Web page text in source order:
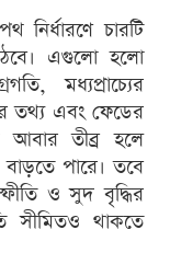
নির্ধারণে চারটি
এগুলো হলো
মধ্যপ্রাচ্যের
তথ্য এবং ফেডের
আবার তীব্র হলে
বাড়তে পারে। তবে
ও সুদ বৃদ্ধির
সীমিতও থাকতে